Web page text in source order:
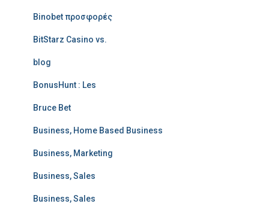
Binobet προσφορές
BitStarz Casino vs.
blog
BonusHunt : Les
Bruce Bet
Business, Home Based Business
Business, Marketing
Business, Sales
Business, Sales